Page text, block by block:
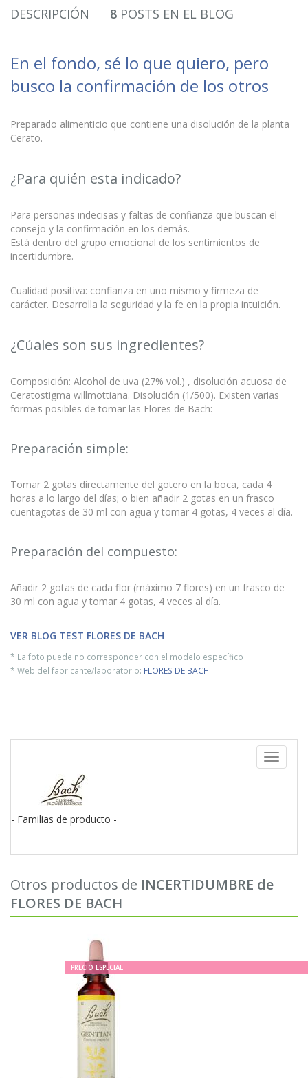
DESCRIPCIÓN 8 POSTS EN EL BLOG
En el fondo, sé lo que quiero, pero
busco la confirmación de los otros
Preparado alimenticio que contiene una disolución de la planta
Cerato.
¿Para quién esta indicado?
Para personas indecisas y faltas de confianza que buscan el
consejo y la confirmación en los demás.
Está dentro del grupo emocional de los sentimientos de
incertidumbre.
Cualidad positiva: confianza en uno mismo y firmeza de
carácter. Desarrolla la seguridad y la fe en la propia intuición.
¿Cúales son sus ingredientes?
Composición: Alcohol de uva (27% vol.) , disolución acuosa de
Ceratostigma willmottiana. Disolución (1/500). Existen varias
formas posibles de tomar las Flores de Bach:
Preparación simple:
Tomar 2 gotas directamente del gotero en la boca, cada 4
horas a lo largo del días; o bien añadir 2 gotas en un frasco
cuentagotas de 30 ml con agua y tomar 4 gotas, 4 veces al día.
Preparación del compuesto:
Añadir 2 gotas de cada flor (máximo 7 flores) en un frasco de
30 ml con agua y tomar 4 gotas, 4 veces al día.
VER BLOG TEST FLORES DE BACH
* La foto puede no corresponder con el modelo específico
* Web del fabricante/laboratorio: FLORES DE BACH
Toggle
- Familias de producto -
Otros productos de INCERTIDUMBRE de
FLORES DE BACH
PRECIO ESPECIAL